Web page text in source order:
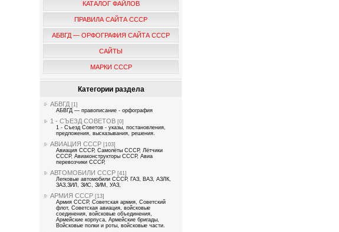
КАТАЛОГ ФАЙЛОВ
ПРАВИЛА САЙТА СССР
АБВГД — ОРФОГРАФИЯ САЙТА СССР
САЙТЫ
МАРКИ СССР
Категории раздела
АБВГД [1]
АБВГД — правописание - орфография
1 - СЪЕЗД СОВЕТОВ [0]
1 - Съезд Советов - указы, постановления,
предложения, высказывания, решения.
АВИАЦИЯ СССР [103]
Авиация СССР, Самолёты СССР, Лётчики
СССР, Авиаконструкторы СССР, Авиа
перевозчики СССР,
АВТОМОБИЛИ СССР [41]
Легковые автомобили СССР, ГАЗ, ВАЗ, АЗЛК,
ЗАЗ,ЗИЛ, ЗИС, ЗИМ, УАЗ,
АРМИЯ СССР [13]
Армия СССР, Советская армия, Советский
флот, Советская авиация, войсковые
соединения, войсковые объединения,
Армейские корпуса, Армейские бригады,
Войсковые полки и роты, войсковые части.